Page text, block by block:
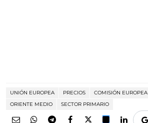
UNIÓN EUROPEA PRECIOS COMISIÓN EUROPEA
ORIENTE MEDIO
SECTOR PRIMARIO